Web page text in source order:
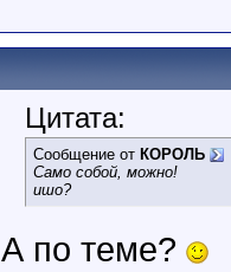
Цитата:
Сообщение от КОРОЛЬ
Само собой, можно!
ишо?
А по теме?